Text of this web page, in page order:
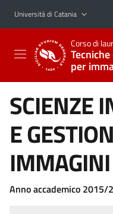
Vai al contenuto principale
Vai al menu di navigazione
Università di Catania
Corso di
per
SCIENZE
E
IMMAGINI
Anno accademico 2015/